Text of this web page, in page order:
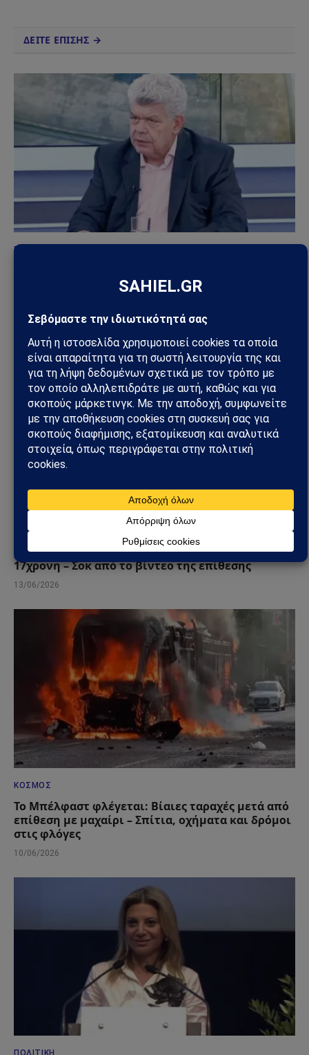
ΔΕΙΤΕ ΕΠΙΣΗΣ →
ΕΘΝΙΚΆ
το μεγάλο γεωπολιτικό όπλο του Ελληνισμού»
18/06/2026
Βρετανία: Πακιστανικής καταγωγής άνδρας
συνελήφθη μετά από επίθεση με μαχαίρι σε
17χρονη – Σοκ από το βίντεο της επίθεσης
13/06/2026
ΚΌΣΜΟΣ
Το Μπέλφαστ φλέγεται: Βίαιες ταραχές μετά από
επίθεση με μαχαίρι – Σπίτια, οχήματα και δρόμοι
στις φλόγες
10/06/2026